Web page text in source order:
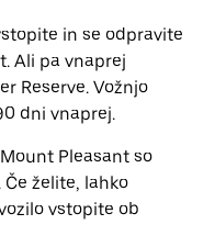
in se odpravite
Ali pa vnaprej
Reserve. Vožnjo
dni vnaprej.
Pleasant so
želite, lahko
vstopite ob